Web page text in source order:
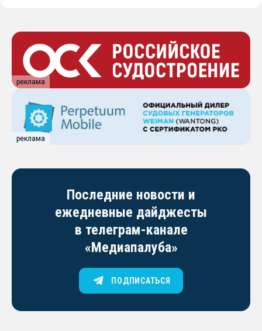
реклама
реклама
Последние новости и
ежедневные дайджесты
в телеграм-канале
«Медиапалуба»
ПОДПИСАТЬСЯ